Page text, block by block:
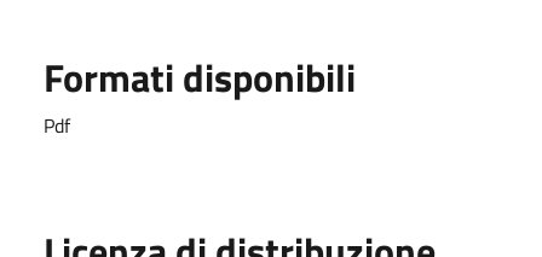
Formati disponibili
Pdf